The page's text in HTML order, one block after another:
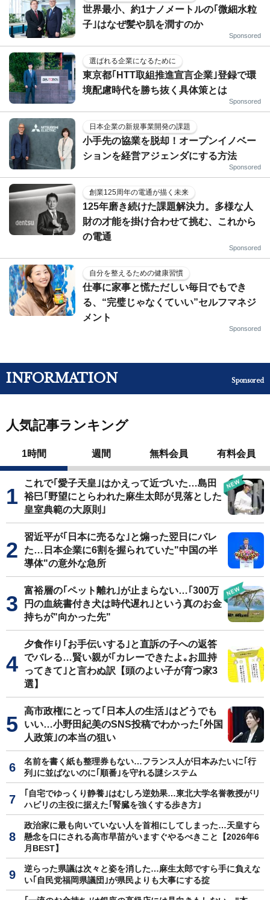
世界最小、約1ナノメートルの｢微細水粒
子｣はなぜ髪や肌を潤すのか
Sponsored
選ばれる企業になるために
東京都｢HTT取組推進宣言企業｣登録で環
境配慮時代を勝ち抜く具体策とは
Sponsored
日本企業の新規事業開発の課題
小手先の協業を脱却！オープンイノベー
ションを経営アジェンダにする方法
Sponsored
創業125周年の電通が描く未来
125年磨き続けた課題解決力。多様な人
財の才能を掛け合わせて挑む、これから
の電通
Sponsored
自分を整えるための健康習慣
仕事に家事と慌ただしい毎日でもでき
る、“完璧じゃなくていい”セルフマネジ
メント
Sponsored
INFORMATION Sponsored
人気記事ランキング
1時間 週間 無料会員 有料会員
これで｢愛子天皇｣はかえって近づいた…島田
裕巳｢野望にとらわれた麻生太郎が見落とした
皇室典範の大原則｣
習近平が｢日本に売るな｣と煽った翌日にバレ
た…日本企業に6割を握られていた"中国の半
導体"の意外な急所
富裕層の｢ペット離れ｣が止まらない…｢300万
円の血統書付き犬は時代遅れ｣という真のお金
持ちが"向かった先"
夕食作り｢お手伝いする｣と直訴の子への返答
でバレる…賢い親が｢カレーできたよ｡お皿持
ってきて｣と言わぬ訳【頭のよい子が育つ家3
選】
高市政権にとって｢日本人の生活｣はどうでも
いい…小野田紀美のSNS投稿でわかった｢外国
人政策｣の本当の狙い
名前を書く紙も整理券もない…フランス人が日本みたいに｢行
列｣に並ばないのに｢順番｣を守れる謎システム
｢自宅でゆっくり静養｣はむしろ逆効果…東北大学名誉教授がリ
ハビリの主役に据えた｢腎臓を強くする歩き方｣
政治家に最も向いていない人を首相にしてしまった…天皇すら
懸念を口にされる高市早苗がいますぐやるべきこと【2026年6
月BEST】
逆らった県議は次々と姿を消した…麻生太郎ですら手に負えな
い｢自民党福岡県議団｣が県民よりも大事にする掟